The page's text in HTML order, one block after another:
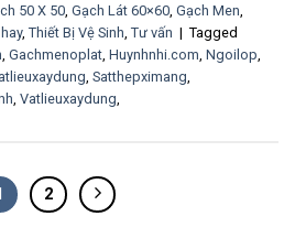
50 X 50 Gạch Lát 60×60 Gạch Men
, Thiết Bị Vệ Sinh Tư vấn | Tagged
Gachmenoplat Huynhnhi.com Ngoilop
Satthepximang
Vatlieuxaydung
2